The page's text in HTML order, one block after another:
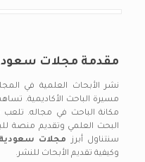
مقدمة مجلات
نشر الأبحاث العلمية في
مسيرة الباحث الأكاديمية.
مكانة الباحث في مجاله. تلعب
البحث العلمي وتقديم منصة
سنتناول أبرز مجلات سعودية
وكيفية تقديم الأبحاث للنشر.